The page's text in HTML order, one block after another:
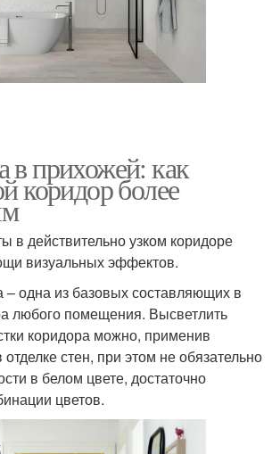
в прихожей: как
коридор более
в действительно узком коридоре
визуальных эффектов.
– одна из базовых составляющих в
любого помещения. Высветлить
коридора можно, применив
стен, при этом не обязательно
в белом цвете, достаточно
цветов.